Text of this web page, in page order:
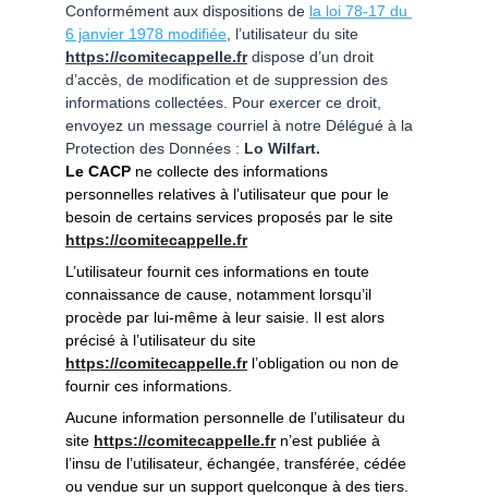
Conformément aux dispositions de la loi 78-17 du
6 janvier 1978 modifiée , l’utilisateur du site
https://comitecappelle.fr dispose d’un droit
d’accès, de modification et de suppression des
informations collectées. Pour exercer ce droit,
envoyez un message courriel à notre Délégué à la
Protection des Données : Lo Wilfart.
Le CACP ne collecte des informations
personnelles relatives à l’utilisateur que pour le
besoin de certains services proposés par le site
https://comitecappelle.fr
L’utilisateur fournit ces informations en toute
connaissance de cause, notamment lorsqu’il
procède par lui-même à leur saisie. Il est alors
précisé à l’utilisateur du site
https://comitecappelle.fr l’obligation ou non de
fournir ces informations.
Aucune information personnelle de l’utilisateur du
site https://comitecappelle.fr n’est publiée à
l’insu de l’utilisateur, échangée, transférée, cédée
ou vendue sur un support quelconque à des tiers.